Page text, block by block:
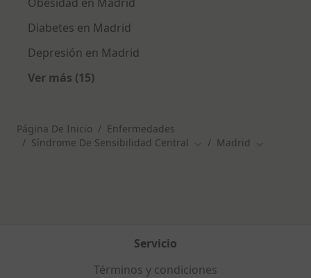
Diabetes en Madrid
Depresión en Madrid
Ver más (15)
Página De Inicio
Enfermedades
Síndrome De Sensibilidad Central
Cambiar de ciudad
Madrid
Servicio
Términos y condiciones